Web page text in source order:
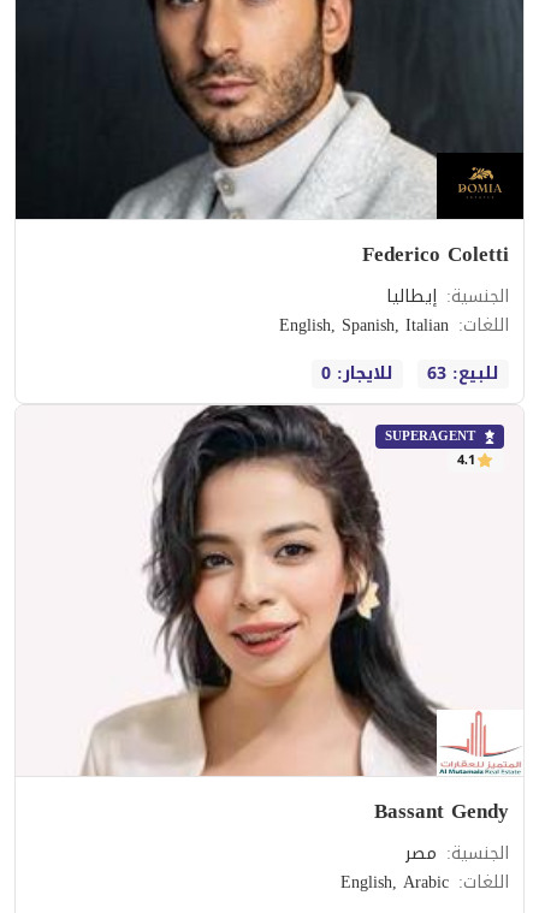
Federico Coletti
الجنسية: إيطاليا
اللغات:
English, Spanish, Italian
للبيع: 63
للايجار: 0
SUPERAGENT
4.1
Bassant Gendy
الجنسية: مصر
اللغات:
English, Arabic